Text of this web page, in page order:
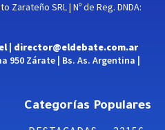
Zarateño SRL | Nº de Reg. DNDA:
| director@eldebate.com.ar
950 Zárate | Bs. As. Argentina |
Categorías Populares